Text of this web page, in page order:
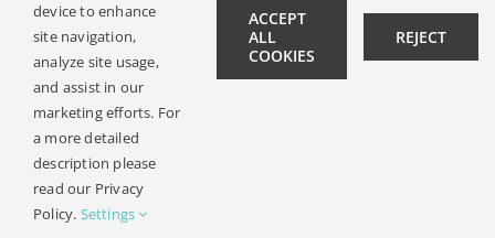
REVISTĂ ONLINE
© Copyright 2019 -
| Design:
device to enhance
site navigation,
analyze site usage,
and assist in our
marketing efforts. For
a more detailed
description please
read our Privacy
Policy. Settings
ACCEPT
ALL
COOKIES
REJECT